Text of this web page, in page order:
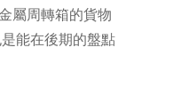
屬周轉箱的貨物
能在後期的盤點